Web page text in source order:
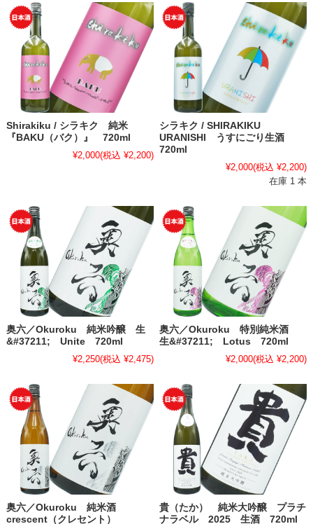
Shirakiku / シラキク 純米
『BAKU（バク）』 720ml
¥2,000(税込 ¥2,200)
シラキク / SHIRAKIKU
URANISHI うすにごり生酒
720ml
¥2,000(税込 ¥2,200)
在庫 1 本
奥六／Okuroku 純米吟醸 生
&#37211; Unite 720ml
¥2,250(税込 ¥2,475)
奥六／Okuroku 特別純米酒
生&#37211; Lotus 720ml
¥2,000(税込 ¥2,200)
奥六／Okuroku 純米酒
crescent（クレセント）
貴（たか） 純米大吟醸 プラチ
ナラベル 2025 生酒 720ml